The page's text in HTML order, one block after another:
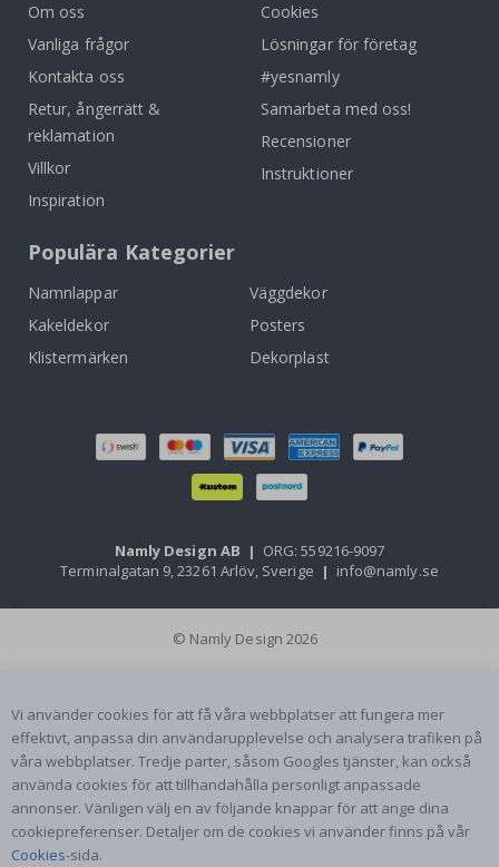
Om oss
Vanliga frågor
Kontakta oss
Retur, ångerrätt &
reklamation
Villkor
Inspiration
Cookies
Lösningar för företag
#yesnamly
Samarbeta med oss!
Recensioner
Instruktioner
Populära Kategorier
Namnlappar
Väggdekor
Kakeldekor
Posters
Klistermärken
Dekorplast
Namly Design AB | ORG: 559216-9097
Terminalgatan 9, 23261 Arlöv, Sverige | info@namly.se
© Namly Design 2026
Vi använder cookies för att få våra webbplatser att fungera mer
effektivt, anpassa din användarupplevelse och analysera trafiken på
våra webbplatser. Tredje parter, såsom Googles tjänster, kan också
använda cookies för att tillhandahålla personligt anpassade
annonser. Vänligen välj en av följande knappar för att ange dina
cookiepreferenser. Detaljer om de cookies vi använder finns på vår
Cookies-sida.